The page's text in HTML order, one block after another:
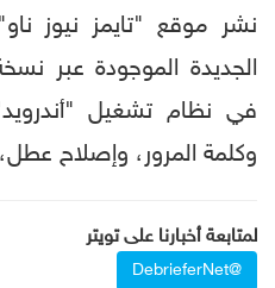
نشر موقع "تايمز نيوز
الجديدة الموجودة عبر
في نظام تشغيل
وكلمة المرور، وإصلاح عطل،
لمتابعة أخبارنا على تويتر
@DebrieferNet